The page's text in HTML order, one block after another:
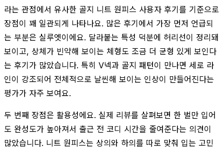
라는 관점에서 유사한 골지 니트 원피스 사용자 후기를 기준으로
장점이 꽤 일관되게 나타나요. 많은 후기에서 가장 먼저 언급되
는 부분은 실루엣이에요. 달라붙는 특성 덕분에 허리선이 정리돼
보이고, 상체가 빈약해 보이는 체형도 조금 더 균형 있게 보인다
는 후기가 많았습니다. 특히 V넥과 골지 패턴이 만나면 세로 라
인이 강조되어 전체적으로 날씬해 보이는 인상이 만들어진다는
평가가 자주 보여요.
두 번째 장점은 활용성에요. 실제 리뷰를 살펴보면 한 벌만 입어
도 완성도가 높아져서 출근 전 코디 시간을 줄여준다는 의견이
많았습니다. 니트 원피스는 상의와 하의를 따로 맞춰 입는 고민